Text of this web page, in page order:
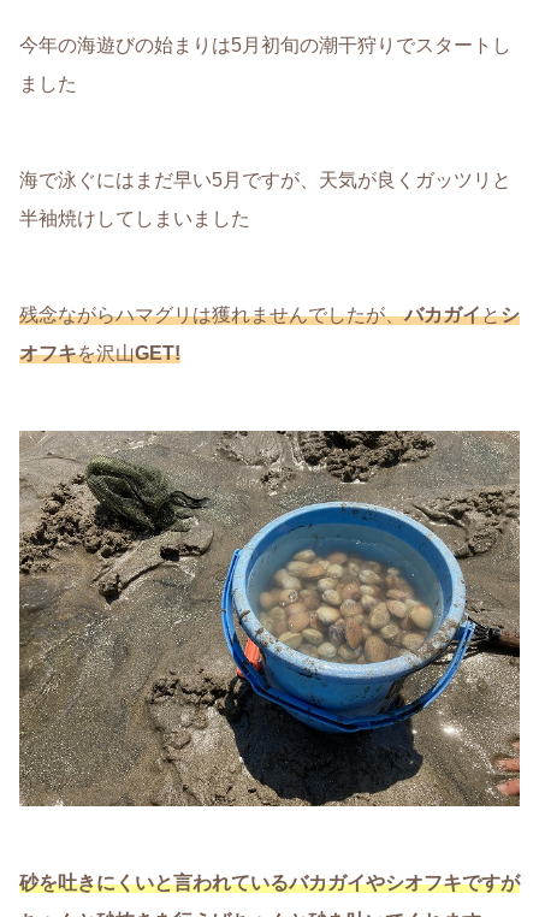
今年の海遊びの始まりは5月初旬の潮干狩りでスタートし
ました
海で泳ぐにはまだ早い5月ですが、天気が良くガッツリと
半袖焼けしてしまいました
残念ながらハマグリは獲れませんでしたが、バカガイとシ
オフキを沢山GET!
砂を吐きにくいと言われているバカガイやシオフキですが